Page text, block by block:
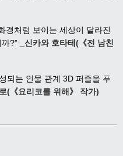
경처럼 보이는 세상이 달라진
?”
_신카와 호타테(《전 남친
되는 인물 관계 3D 퍼즐을 푸
(《요리코를 위해》 작가)